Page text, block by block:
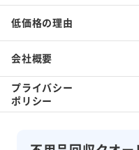
低価格の理由
会社概要
プライバシー
ポリシー